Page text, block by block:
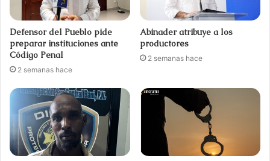
Defensor del Pueblo pide
preparar instituciones ante
Código Penal
2 semanas hace
Abinader atribuye a los
productores
2 semanas hace